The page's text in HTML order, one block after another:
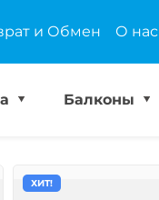
и Обмен О нас
Балконы
ХИТ!